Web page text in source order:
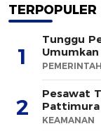
TERPOPULER
1
Tunggu
2
Pesawat
Pattimura
KEAMANAN